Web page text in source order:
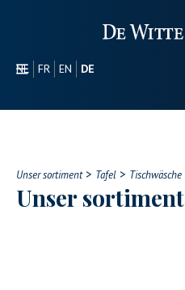
NL FR EN
DE
UNSER SORTIMENT
CONTACT
Unser sortiment> Tafel > Tischwäsche
Unser sortiment